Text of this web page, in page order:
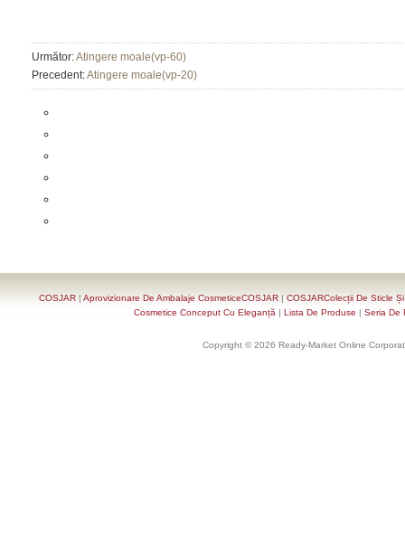
Următor:Atingere moale(vp-60)
Precedent:Atingere moale(vp-20)
COSJAR | Aprovizionare De Ambalaje CosmeticeCOSJAR | COSJARColecții De Sticle
Cosmetice Conceput Cu Eleganță | Lista De Produse | Seria De
Copyright © 2026 Ready-Market Online